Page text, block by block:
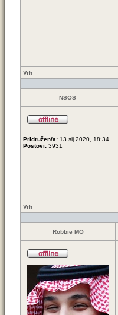
Vrh
NSOS
Pridružen/a: 13 sij 2020, 18:34
Postovi: 3931
Vrh
Robbie MO